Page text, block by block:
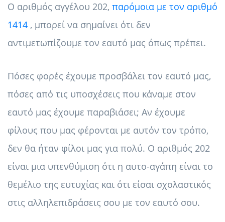
Ο αριθμός αγγέλου 202, παρόμοια με τον αριθμό
1414 , μπορεί να σημαίνει ότι δεν
αντιμετωπίζουμε τον εαυτό μας όπως πρέπει.
Πόσες φορές έχουμε προσβάλει τον εαυτό μας,
πόσες από τις υποσχέσεις που κάναμε στον
εαυτό μας έχουμε παραβιάσει; Αν έχουμε
φίλους που μας φέρονται με αυτόν τον τρόπο,
δεν θα ήταν φίλοι μας για πολύ. Ο αριθμός 202
είναι μια υπενθύμιση ότι η αυτο-αγάπη είναι το
θεμέλιο της ευτυχίας και ότι είσαι σχολαστικός
στις αλληλεπιδράσεις σου με τον εαυτό σου.